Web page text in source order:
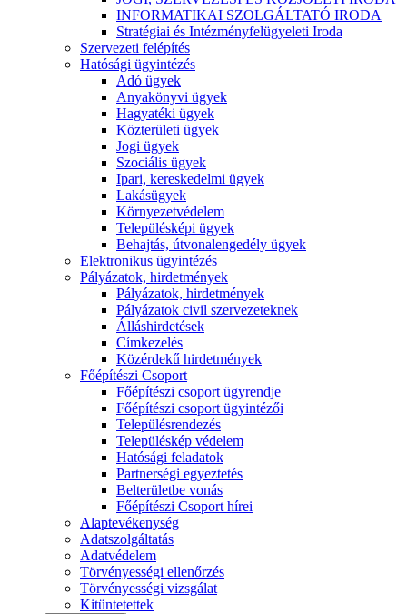
INFORMATIKAI SZOLGÁLTATÓ IRODA
Stratégiai és Intézményfelügyeleti Iroda
Szervezeti felépítés
Hatósági ügyintézés
Adó ügyek
Anyakönyvi ügyek
Hagyatéki ügyek
Közterületi ügyek
Jogi ügyek
Szociális ügyek
Ipari, kereskedelmi ügyek
Lakásügyek
Környezetvédelem
Településképi ügyek
Behajtás, útvonalengedély ügyek
Elektronikus ügyintézés
Pályázatok, hirdetmények
Pályázatok, hirdetmények
Pályázatok civil szervezeteknek
Álláshirdetések
Címkezelés
Közérdekű hirdetmények
Főépítészi Csoport
Főépítészi csoport ügyrendje
Főépítészi csoport ügyintézői
Településrendezés
Településkép védelem
Hatósági feladatok
Partnerségi egyeztetés
Belterületbe vonás
Főépítészi Csoport hírei
Alaptevékenység
Adatszolgáltatás
Adatvédelem
Törvényességi ellenőrzés
Törvényességi vizsgálat
Kitüntetettek